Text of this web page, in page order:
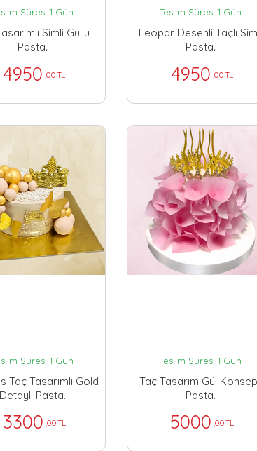
Süresi 1 Gün
Simli Güllü
Pasta.
4950 ,00 TL
Teslim Süresi 1 Gün
Leopar Desenli Taçlı
Pasta.
4950 ,00 TL
Süresi 1 Gün
Taç Tasarımlı Gold
Detaylı Pasta.
3300 ,00 TL
Teslim Süresi 1 Gün
Taç Tasarım Gül
Pasta.
5000 ,00 TL